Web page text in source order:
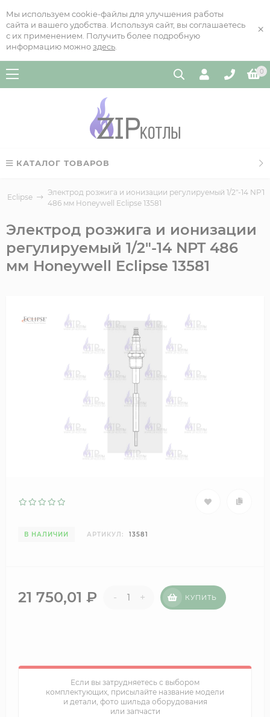
Мы используем cookie-файлы для улучшения работы
сайта и вашего удобства. Используя сайт, вы соглашаетесь
с их применением. Получить более подробную
информацию можно здесь
×
0
КАТАЛОГ ТОВАРОВ
Eclipse
Электрод розжига и ионизации регулируемый 1/2"-14 NPT
486 мм Honeywell Eclipse 13581
Электрод розжига и ионизации
регулируемый 1/2"-14 NPT 486
мм Honeywell Eclipse 13581
В НАЛИЧИИ АРТИКУЛ: 13581
21 750,01 ₽ - + КУПИТЬ
Если вы затрудняетесь с выбором
комплектующих, присылайте название модели
и детали, фото шильда оборудования
или запчасти